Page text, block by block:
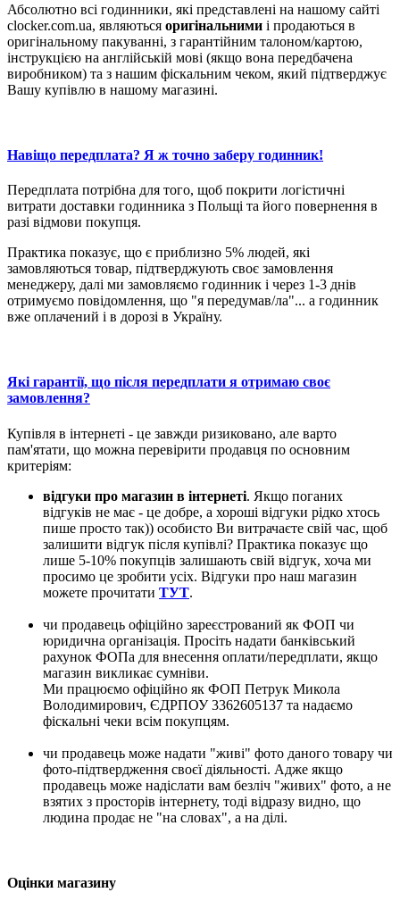
Абсолютно всі годинники, які представлені на нашому сайті
clocker.com.ua, являються оригінальними і продаються в
оригінальному пакуванні, з гарантійним талоном/картою,
інструкцією на англійській мові (якщо вона передбачена
виробником) та з нашим фіскальним чеком, який підтверджує
Вашу купівлю в нашому магазині.
Навіщо передплата? Я ж точно заберу годинник!
Передплата потрібна для того, щоб покрити логістичні
витрати доставки годинника з Польщі та його повернення в
разі відмови покупця.
Практика показує, що є приблизно 5% людей, які
замовляються товар, підтверджують своє замовлення
менеджеру, далі ми замовляємо годинник і через 1-3 днів
отримуємо повідомлення, що "я передумав/ла"... а годинник
вже оплачений і в дорозі в Україну.
Які гарантії, що після передплати я отримаю своє
замовлення?
Купівля в інтернеті - це завжди ризиковано, але варто
пам'ятати, що можна перевірити продавця по основним
критеріям:
відгуки про магазин в інтернеті. Якщо поганих
відгуків не має - це добре, а хороші відгуки рідко хтось
пише просто так)) особисто Ви витрачаєте свій час, щоб
залишити відгук після купівлі? Практика показує що
лише 5-10% покупців залишають свій відгук, хоча ми
просимо це зробити усіх. Відгуки про наш магазин
можете прочитати ТУТ.
чи продавець офіційно зареєстрований як ФОП чи
юридична організація. Просіть надати банківський
рахунок ФОПа для внесення оплати/передплати, якщо
магазин викликає сумніви.
Ми працюємо офіційно як ФОП Петрук Микола
Володимирович, ЄДРПОУ 3362605137 та надаємо
фіскальні чеки всім покупцям.
чи продавець може надати "живі" фото даного товару чи
фото-підтвердження своєї діяльності. Адже якщо
продавець може надіслати вам безліч "живих" фото, а не
взятих з просторів інтернету, тоді відразу видно, що
людина продає не "на словах", а на ділі.
Оцінки магазину